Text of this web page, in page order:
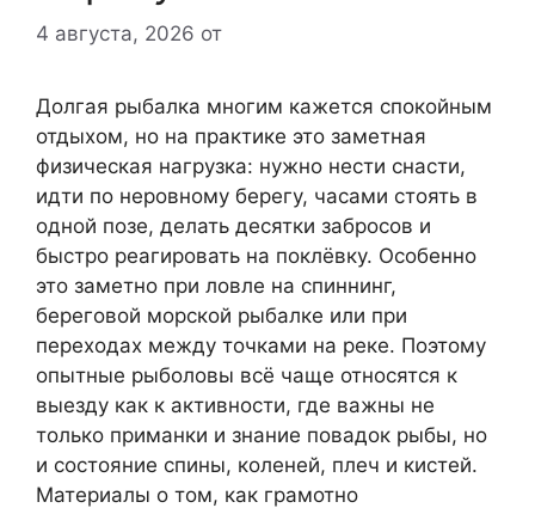
4 августа, 2026 от
Долгая рыбалка многим кажется спокойным
отдыхом, но на практике это заметная
физическая нагрузка: нужно нести снасти,
идти по неровному берегу, часами стоять в
одной позе, делать десятки забросов и
быстро реагировать на поклёвку. Особенно
это заметно при ловле на спиннинг,
береговой морской рыбалке или при
переходах между точками на реке. Поэтому
опытные рыболовы всё чаще относятся к
выезду как к активности, где важны не
только приманки и знание повадок рыбы, но
и состояние спины, коленей, плеч и кистей.
Материалы о том, как грамотно